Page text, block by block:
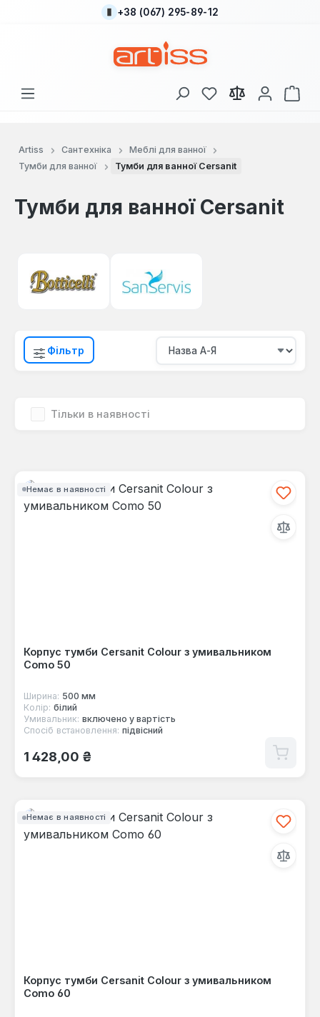
Перейти до основного вмісту
+38 (067) 295-89-12
У вас є 0 у списку
Artiss Сантехніка
Меблі для ванної
Тумби для ванної
Тумби для ванної Cersanit
Тумби для ванної Cersanit
Фільтр
Тільки в наявності
Немає в наявності
Корпус тумби Cersanit Colour з умивальником
Como 50
Ширина: 500 мм
Колір: білий
Умивальник: включено у вартість
Спосіб встановлення: підвісний
Звичайна ціна:
1 428,00 ₴
Немає в наявності
Корпус тумби Cersanit Colour з умивальником
Como 60